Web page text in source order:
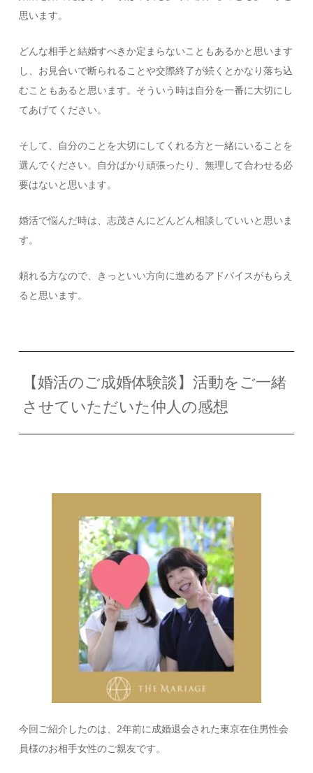
思います。
どんな相手と結婚すべきか定まらないこともあるかと思います
し、お見合いで断られることや交際終了が続くとかなり落ち込
むこともあると思います。そういう時は自分を一番に大切にし
てあげてください。
そして、自分のことを大切にしてくれる方と一緒にいることを
選んでください。自分ばかり頑張ったり、無理して合わせる必
要はないと思います。
婚活で悩んだ時は、志茂さんにどんどん相談していいと思いま
す。
頼れる方なので、きっといい方向に進めるアドバイスがもらえ
ると思います。
【婚活のご成婚体験談】活動をご一緒
させていただいた仲人の感想
今回ご紹介したのは、2年前に成婚退会された東京在住男性会
員様のお相手女性のご親友です。